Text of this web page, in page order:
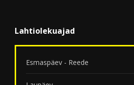
Lahtiolekuajad
Esmaspäev - Reede